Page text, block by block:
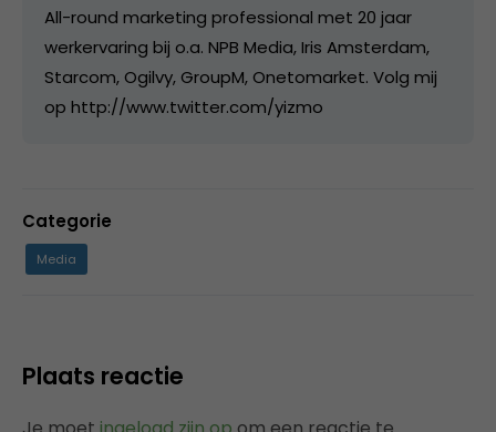
All-round marketing professional met 20 jaar
werkervaring bij o.a. NPB Media, Iris Amsterdam,
Starcom, Ogilvy, GroupM, Onetomarket. Volg mij
op http://www.twitter.com/yizmo
Categorie
Media
Plaats reactie